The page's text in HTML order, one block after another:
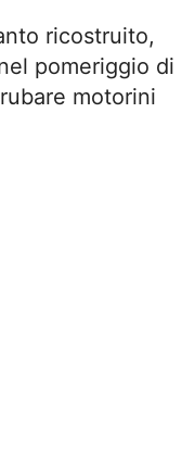
ricostruito,
pomeriggio di
motorini